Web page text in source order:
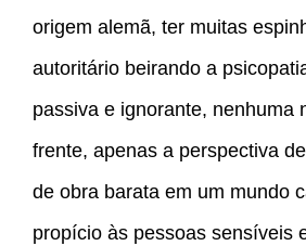
origem alemã, ter muitas
autoritário beirando a
passiva e ignorante, nenhuma
frente, apenas a perspectiva
de obra barata em um mundo
propício às pessoas sensíveis